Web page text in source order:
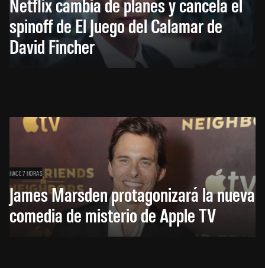
spinoff de El Juego del Calamar de
David Fincher
HACE 7 HORAS
James Marsden protagonizará la nueva
comedia de misterio de Apple TV